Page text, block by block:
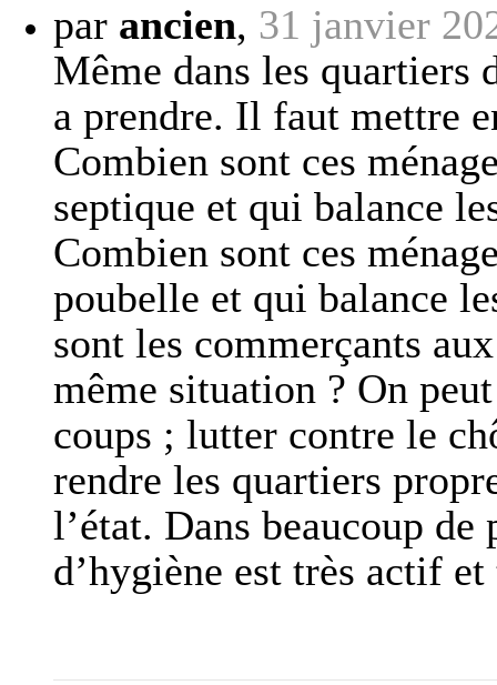
par ancien, 31 janvier
Même dans les quartiers
a prendre. Il faut mettre
Combien sont ces
septique et qui balance
Combien sont ces
poubelle et qui balance
sont les commerçants
même situation ? On
coups ; lutter contre le
rendre les quartiers
l’état. Dans beaucoup
d’hygiène est très actif et